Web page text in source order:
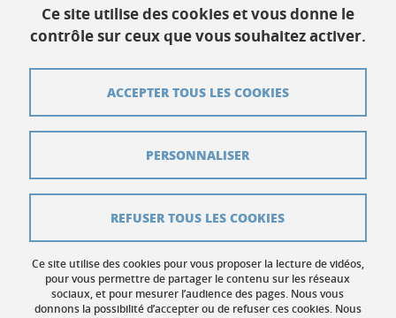
Bâtiment C Phitem
120 rue de la piscine
38400 Saint-Martin-d'Hères
Plan du site
Données personnelles
Gestion des cookies
Accessibilité : non conforme
Ce site utilise des cookies et vous donne le
contrôle sur ceux que vous souhaitez activer.
Ce site utilise des cookies pour vous proposer la lecture de vidéos,
pour vous permettre de partager le contenu sur les réseaux
sociaux, et pour mesurer l’audience des pages. Nous vous
donnons la possibilité d’accepter ou de refuser ces cookies. Nous
ACCEPTER TOUS LES COOKIES
REFUSER TOUS LES COOKIES
PERSONNALISER